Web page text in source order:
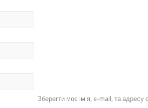
Зберегти моє ім'я, e-mail, та адресу